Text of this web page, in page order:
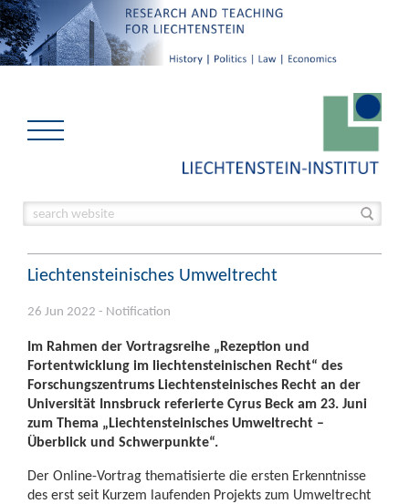
Liechtensteinisches Umweltrecht
26 Jun 2022 - Notification
Im Rahmen der Vortragsreihe „Rezeption und
Fortentwicklung im liechtensteinischen Recht“ des
Forschungszentrums Liechtensteinisches Recht an der
Universität Innsbruck referierte Cyrus Beck am 23. Juni
zum Thema „Liechtensteinisches Umweltrecht –
Überblick und Schwerpunkte“.
Der Online-Vortrag thematisierte die ersten Erkenntnisse
des erst seit Kurzem laufenden Projekts zum Umweltrecht